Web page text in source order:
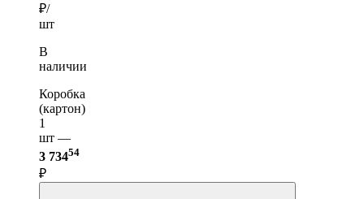
₽/
шт
В
наличии
Коробка
(картон)
1
шт —
3 73454
₽